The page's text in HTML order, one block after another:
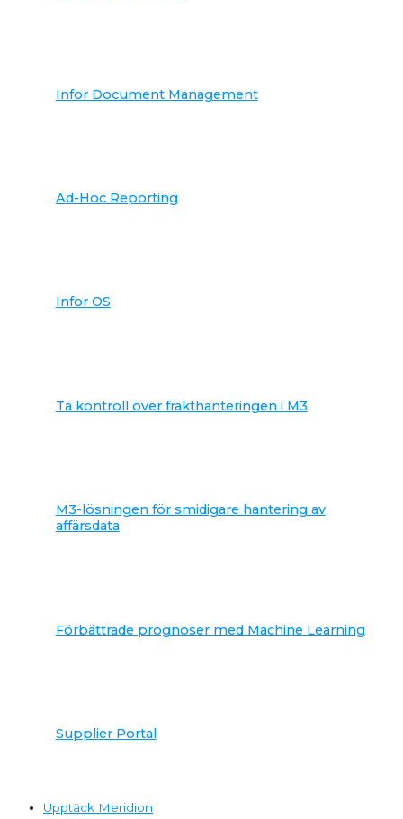
Infor Document Management
Ad-Hoc Reporting
Infor OS
Ta kontroll över frakthanteringen i M3
M3-lösningen för smidigare hantering av
affärsdata
Förbättrade prognoser med Machine Learning
Supplier Portal
Upptäck Meridion